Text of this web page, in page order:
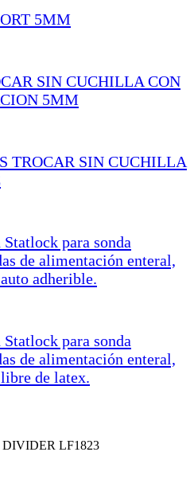
5MM
SIN CUCHILLA CON
5MM
TROCAR SIN CUCHILLA
para sonda
de alimentación enteral,
adherible.
para sonda
de alimentación enteral,
de latex.
LF1823